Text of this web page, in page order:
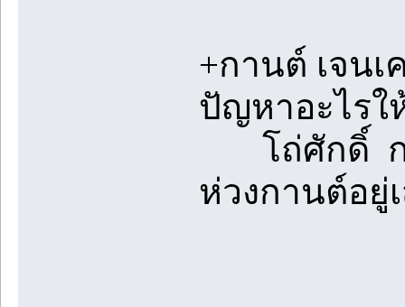
+กานต์ เจน
ปัญหาอะไรใ
โถ่ศักดิ์ กา
ห่วงกานต์อยู่